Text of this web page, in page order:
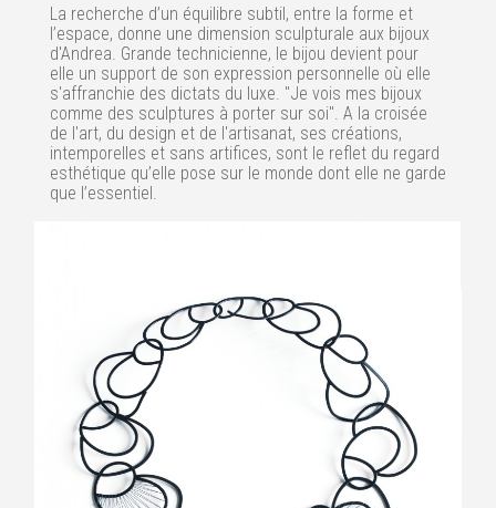
La recherche d’un équilibre subtil, entre la forme et
l’espace, donne une dimension sculpturale aux bijoux
d'Andrea. Grande technicienne, le bijou devient pour
elle un support de son expression personnelle où elle
s'affranchie des dictats du luxe. "Je vois mes bijoux
comme des sculptures à porter sur soi". A la croisée
de l'art, du design et de l'artisanat, ses créations,
intemporelles et sans artifices, sont le reflet du regard
esthétique qu’elle pose sur le monde dont elle ne garde
que l’essentiel.